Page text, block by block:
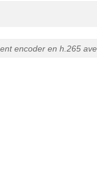
encoder en h.265